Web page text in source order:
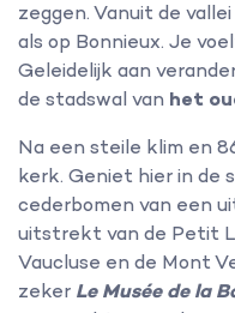
zeggen. Vanuit de
als op Bonnieux. Je
Geleidelijk aan
de stadswal van het
Na een steile klim en
kerk. Geniet hier in de
cederbomen van een
uitstrekt van de Petit
Vaucluse en de Mont
zeker Le Musée de la